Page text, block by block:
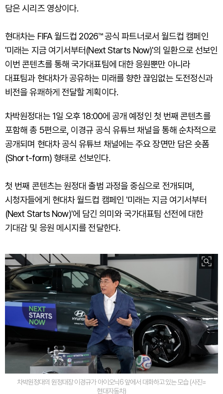
담은 시리즈 영상이다.
현대차는 FIFA 월드컵 2026™ 공식 파트너로서 월드컵 캠페인
'미래는 지금 여기서부터(Next Starts Now)'의 일환으로 선보인
이번 콘텐츠를 통해 국가대표팀에 대한 응원뿐만 아니라
대표팀과 현대차가 공유하는 미래를 향한 끊임없는 도전정신과
비전을 유쾌하게 전달할 계획이다.
차박원정대는 1일 오후 18:00에 공개 예정인 첫 번째 콘텐츠를
포함해 총 5편으로, 이경규 공식 유튜브 채널을 통해 순차적으로
공개되며 현대차 공식 유튜브 채널에는 주요 장면만 담은 숏폼
(Short-form) 형태로 선보인다.
첫 번째 콘텐츠는 원정대 출범 과정을 중심으로 전개되며,
시청자들에게 현대차 월드컵 캠페인 '미래는 지금 여기서부터
(Next Starts Now)'에 담긴 의미와 국가대표팀 선전에 대한
기대감 및 응원 메시지를 전달한다.
차박원정대의 원정대장 이경규가 아이오닉6 앞에서 대화하고 있는 모습 (사진=
현대자동차)